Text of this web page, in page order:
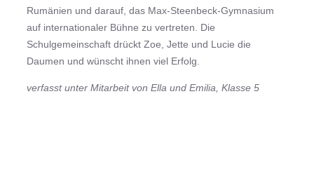
Rumänien und darauf, das Max-Steenbeck-Gymnasium
auf internationaler Bühne zu vertreten. Die
Schulgemeinschaft drückt Zoe, Jette und Lucie die
Daumen und wünscht ihnen viel Erfolg.
verfasst unter Mitarbeit von Ella und Emilia, Klasse 5